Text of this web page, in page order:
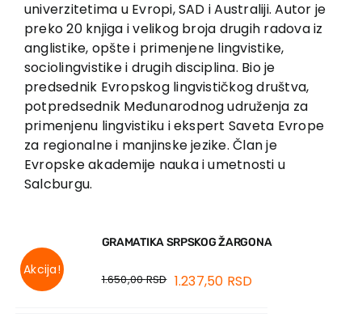
Akcija
Autori
Vesti
EU PROJEKTI
Kontakt
univerzitetima u Evropi, SAD i Australiji. Autor je
preko 20 knjiga i velikog broja drugih radova iz
anglistike, opšte i primenjene lingvistike,
sociolingvistike i drugih disciplina. Bio je
predsednik Evropskog lingvističkog društva,
potpredsednik Međunarodnog udruženja za
primenjenu lingvistiku i ekspert Saveta Evrope
za regionalne i manjinske jezike. Član je
Evropske akademije nauka i umetnosti u
Salcburgu.
Akcija!
GRAMATIKA SRPSKOG ŽARGONA
1.650,00RSD 1.237,50 RSD